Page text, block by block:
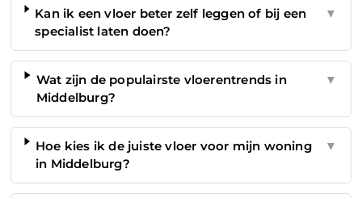
Kan ik een vloer beter zelf leggen of bij een
specialist laten doen?
▼
Wat zijn de populairste vloerentrends in
Middelburg?
▼
Hoe kies ik de juiste vloer voor mijn woning
in Middelburg?
▼